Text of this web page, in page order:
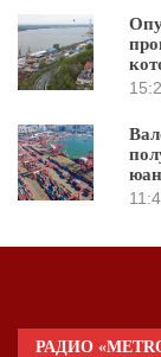
РАДИО